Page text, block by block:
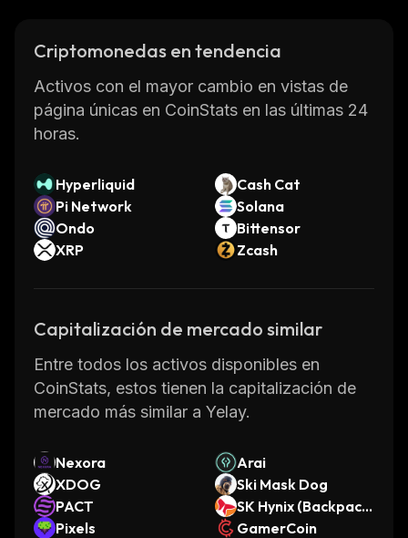
Criptomonedas en tendencia
Activos con el mayor cambio en vistas de
página únicas en CoinStats en las últimas 24
horas.
Hyperliquid
Cash Cat
Pi Network
Solana
Ondo
Bittensor
XRP
Zcash
Capitalización de mercado similar
Entre todos los activos disponibles en
CoinStats, estos tienen la capitalización de
mercado más similar a Yelay.
Nexora
Arai
XDOG
Ski Mask Dog
PACT
SK Hynix (Backpack
Securities)
Pixels GamerCoin